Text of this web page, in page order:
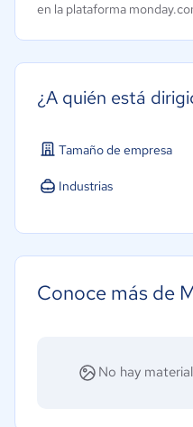
en la plataforma
¿A quién está
Tamaño de empresa
Micro: 1 a 9 trabajadores
Industrias
Seguros
Conoce más de
No hay